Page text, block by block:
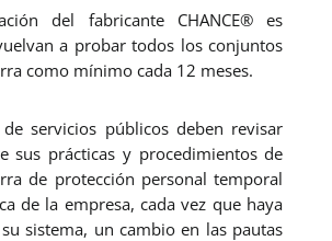
del fabricante CHANCE® es
a probar todos los conjuntos
como mínimo cada 12 meses.
de servicios públicos deben revisar
sus prácticas y procedimientos de
de protección personal temporal
de la empresa, cada vez que haya
sistema, un cambio en las pautas